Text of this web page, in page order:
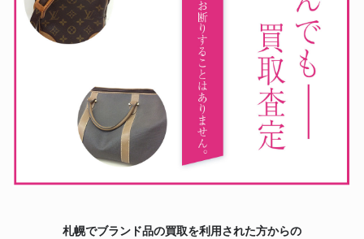
札幌でブランド品の買取を利用された方からの